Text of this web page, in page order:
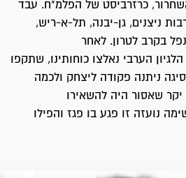
כרזרביסט של הפלמ"ח. עבד
ניצנים, גן-יבנה, תל-א-ריש,
בקרב לטרון. לאחר
הערבי נאלצו כוחותינו, שתקפו
ניתנה פקודה ליצחק ולכמה
יקר שאסור היה להשאירו
נועזה זו פגע בו פגז והפילו